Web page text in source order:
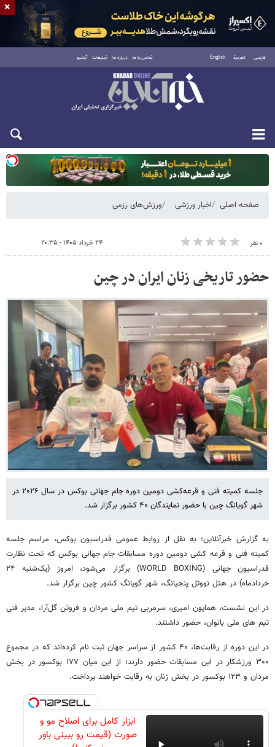
فارسی العربية English تماس با ما درباره ما تبلیغات آرشیو
یکشنبه ۱۸ مرداد ۱۴۰۵
صفحه اصلی اخبار ورزشی ورزش‌های رزمی
۰ نفر ۲۴ خرداد ۱۴۰۵ - ۲۰:۳۵
حضور تاریخی زنان ایران در چین
جلسه کمیته فنی و قرعه‌کشی دومین دوره جام جهانی بوکس در سال ۲۰۲۶ در
شهر گویانگ چین با حضور نمایندگان ۴۰ کشور برگزار شد.
به گزارش خبرآنلاین؛ به نقل از روابط عمومی فدراسیون بوکس، مراسم جلسه
کمیته فنی و قرعه ‌کشی دومین دوره مسابقات جام جهانی بوکس که تحت نظارت
فدراسیون جهانی (WORLD BOXING) برگزار می‌شود، امروز (یک‌شنبه ۲۴
خردادماه) در هتل نووتل پنجیانگ، شهر گویانگ کشور چین برگزار شد.
در این نشست، همایون امیری، سرمربی تیم ملی مردان و فروتن گل‌آرا، مدیر فنی
تیم‌ های ملی بانوان، حضور داشتند.
در این دوره از رقابت‌ها، ۴۰ کشور از سراسر جهان ثبت‌ نام کرده‌اند که در مجموع
۳۰۰ ورزشکار در این مسابقات حضور دارند؛ از این میان ۱۷۷ بوکسور در بخش
مردان و ۱۲۳ بوکسور در بخش زنان به رقابت خواهند پرداخت.
ابزار کامل برای اصلاح مو و
صورت (قیمت رو ببینی باور
×